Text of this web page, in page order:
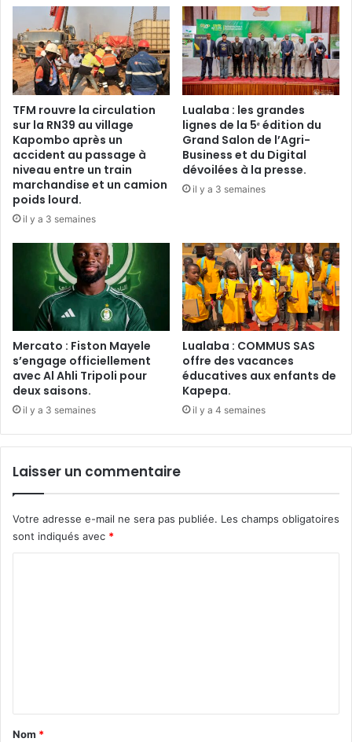
TFM rouvre la circulation
sur la RN39 au village
Kapombo après un
accident au passage à
niveau entre un train
marchandise et un camion
poids lourd.
il y a 3 semaines
Lualaba : les grandes
lignes de la 5ᵉ édition du
Grand Salon de l’Agri-
Business et du Digital
dévoilées à la presse.
il y a 3 semaines
Mercato : Fiston Mayele
s’engage officiellement
avec Al Ahli Tripoli pour
deux saisons.
il y a 3 semaines
Lualaba : COMMUS SAS
offre des vacances
éducatives aux enfants de
Kapepa.
il y a 4 semaines
Laisser un commentaire
Votre adresse e-mail ne sera pas publiée. Les champs obligatoires
sont indiqués avec *
a
Nom *